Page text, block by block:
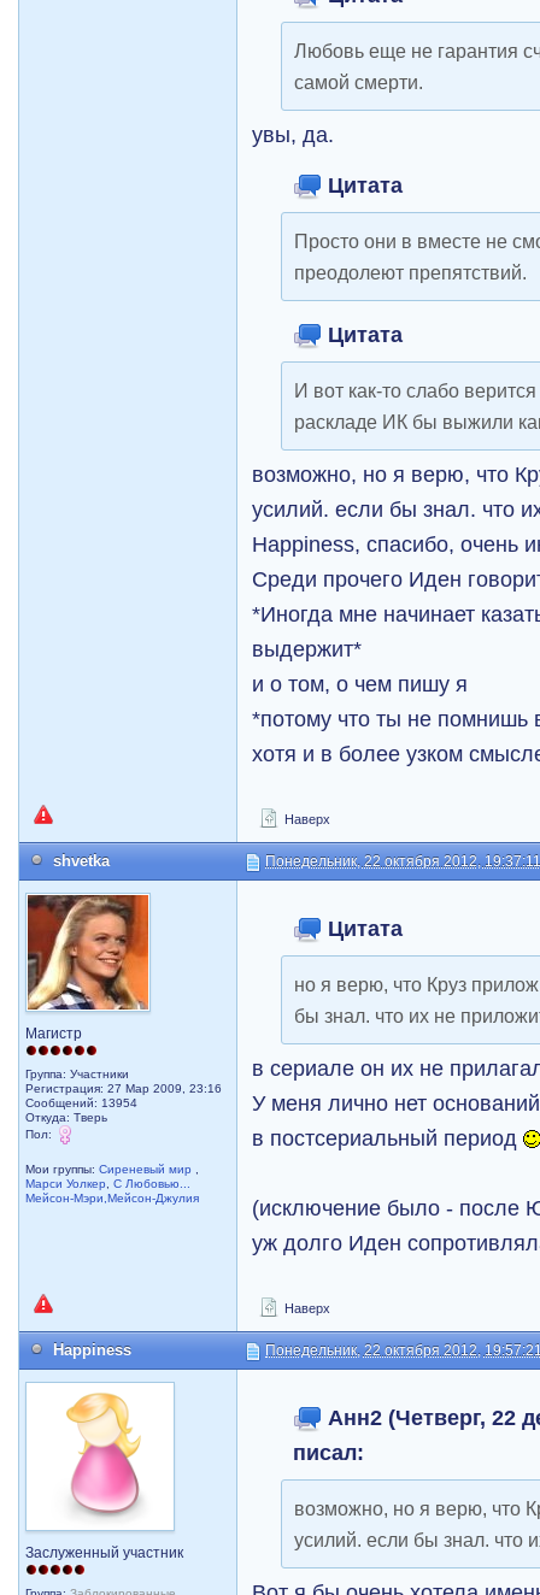
Любовь еще не гарантия
самой смерти.
увы, да.
Цитата
Просто они в вместе не
преодолеют препятствий.
Цитата
И вот как-то слабо
раскладе ИК бы выжили
возможно, но я верю, что
усилий. если бы знал. что
Happiness, спасибо, очень
Среди прочего Иден
*Иногда мне начинает
выдержит*
и о том, о чем пишу я
*потому что ты не
хотя и в более узком
Наверх
shvetka Понедельник, 22 октября 2012,
Магистр
Группа: Участники
Регистрация: 27 Мар 2009, 23:16
Сообщений: 13954
Откуда: Тверь
Пол:
Мои группы:Сиреневый мир
Марси Уолкер
,С Любовью...
Мейсон-Мэри,Мейсон-Джулия
Цитата
но я верю, что Круз
бы знал. что их не
в сериале он их не
У меня лично нет
в постсериальный период
(исключение было - после
уж долго Иден
Наверх
Happiness Понедельник, 22 октября 2012,
Заслуженный участник
Анн2 (Четверг, 22
писал:
возможно, но я верю, что
усилий. если бы знал. что